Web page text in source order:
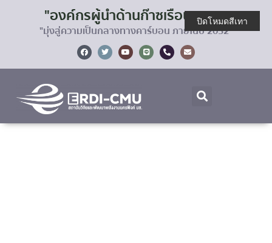
"องค์กรผู้นำด้านก๊าซเรือนกระจก
"มุ่งสู่ความเป็นกลางทางคาร์บอน ภายในปี 2032"
ปิดโหมดสีเทา